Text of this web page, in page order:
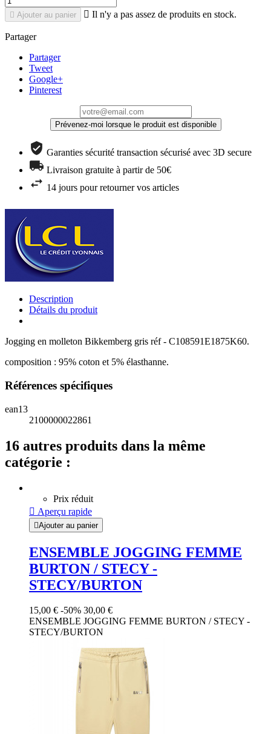
 Ajouter au panier  Il n'y a pas assez de produits en stock.
Partager
Partager
Tweet
Google+
Pinterest
Prévenez-moi lorsque le produit est disponible
Garanties sécurité transaction sécurisé avec 3D secure
Livraison gratuite à partir de 50€
14 jours pour retourner vos articles
Description
Détails du produit
Jogging en molleton Bikkemberg gris réf - C108591E1875K60.
composition : 95% coton et 5% élasthanne.
Références spécifiques
ean13
2100000022861
16 autres produits dans la même
catégorie :
Prix réduit
 Aperçu rapide
Ajouter au panier
ENSEMBLE JOGGING FEMME
BURTON / STECY -
STECY/BURTON
15,00 € -50% 30,00 €
ENSEMBLE JOGGING FEMME BURTON / STECY -
STECY/BURTON